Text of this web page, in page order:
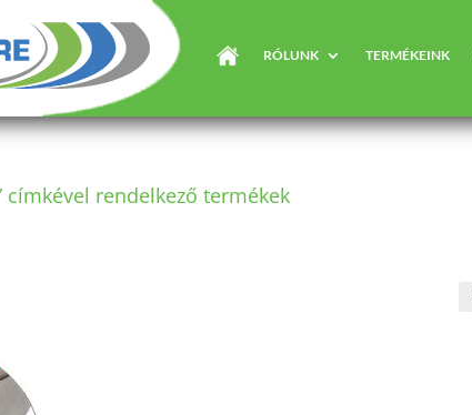
RÓLUNK TERMÉKEINK
címkével rendelkező termékek